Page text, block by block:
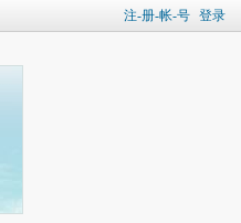
注-册-帐-号 登录